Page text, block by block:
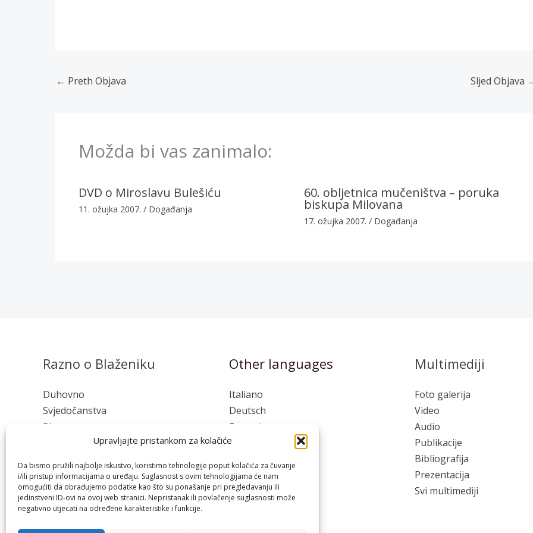
Upravljajte pristankom za kolačiće
Da bismo pružili najbolje iskustvo, koristimo tehnologije poput kolačića za čuvanje
i/ili pristup informacijama o uređaju. Suglasnost s ovim tehnologijama će nam
omogućiti da obrađujemo podatke kao što su ponašanje pri pregledavanju ili
jedinstveni ID-ovi na ovoj web stranici. Nepristanak ili povlačenje suglasnosti može
negativno utjecati na određene karakteristike i funkcije.
← Preth Objava Sljed Objava
Možda bi vas zanimalo:
DVD o Miroslavu Bulešiću
11. ožujka 2007. / Događanja
60. obljetnica mučeništva – poruka
biskupa Milovana
17. ožujka 2007. / Događanja
Razno o Blaženiku
Duhovno
Svjedočanstva
Pisma
Other languages
Italiano
Deutsch
Français
Polski
Multimediji
Foto galerija
Video
Audio
Publikacije
Bibliografija
Prezentacija
Svi multimediji